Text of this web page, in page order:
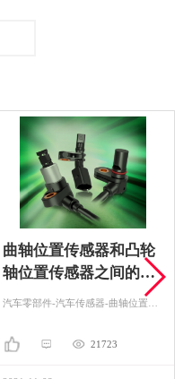
曲轴位置传感器和凸轮
轴位置传感器之间的差
异
汽车零部件-汽车传感器-曲轴位置传感器
21723